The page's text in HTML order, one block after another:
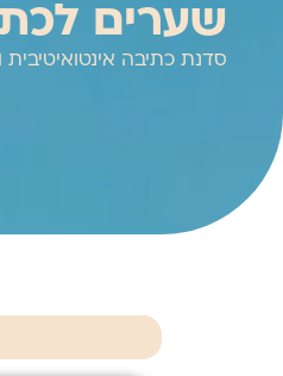
שערים
סדנת כתיבה